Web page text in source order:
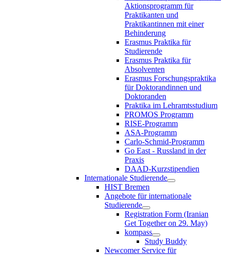
Aktionsprogramm für
Praktikanten und
Praktikantinnen mit einer
Behinderung
Erasmus Praktika für
Studierende
Erasmus Praktika für
Absolventen
Erasmus Forschungspraktika
für Doktorandinnen und
Doktoranden
Praktika im Lehramtsstudium
PROMOS Programm
RISE-Programm
ASA-Programm
Carlo-Schmid-Programm
Go East - Russland in der
Praxis
DAAD-Kurzstipendien
Internationale Studierende
HIST Bremen
Angebote für internationale
Studierende
Registration Form (Iranian
Get Together on 29. May)
kompass
Study Buddy
Newcomer Service für